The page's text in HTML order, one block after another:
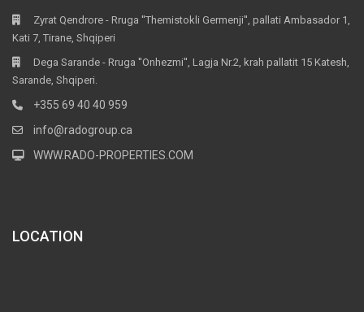
Zyrat Qendrore - Rruga ''Themistokli Germenji'', pallati Ambasador 1,
Kati 7, Tirane, Shqiperi
Dega Sarande - Rruga ''Onhezmi'', Lagja Nr.2, krah pallatit 15 Katesh,
Sarande, Shqiperi.
+355 69 40 40 959
info@radogroup.ca
WWW.RADO-PROPERTIES.COM
LOCATION